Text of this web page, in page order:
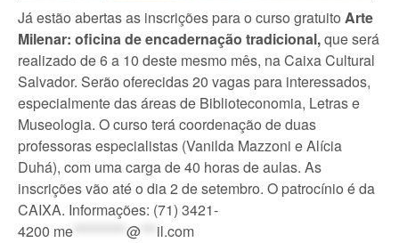
Já estão abertas as inscrições para o curso gratuito Arte
Milenar: oficina de encadernação tradicional,que será
realizado de 6 a 10 deste mesmo mês, na Caixa Cultural
Salvador. Serão oferecidas 20 vagas para interessados,
especialmente das áreas de Biblioteconomia, Letras e
Museologia. O curso terá coordenação de duas
professoras especialistas (Vanilda Mazzoni e Alícia
Duhá), com uma carga de 40 horas de aulas. As
inscrições vão até o dia 2 de setembro. O patrocínio é da
CAIXA. Informações: (71) 3421-
4200 me @
il.com